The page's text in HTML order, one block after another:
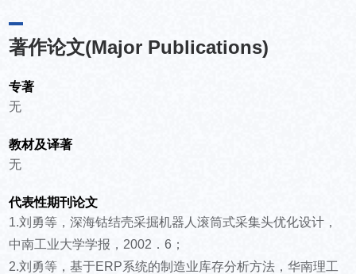
著作论文(Major Publications)
专著
无
教材及译著
无
代表性期刊论文
1.刘勇等，深海钴结壳采掘机器人滚筒式采集头优化设计，
中南工业大学学报，2002．6；
2.刘勇等，基于ERP系统的制造业库存分析方法，华南理工